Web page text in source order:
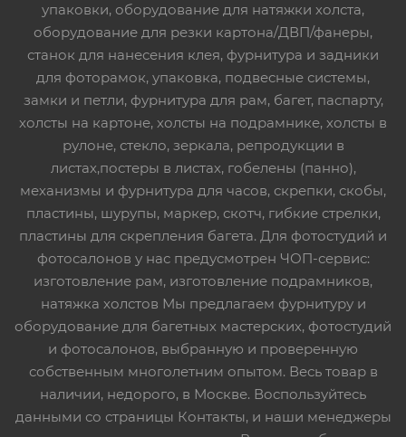
упаковки, оборудование для натяжки холста,
оборудование для резки картона/ДВП/фанеры,
станок для нанесения клея, фурнитура и задники
для фоторамок, упаковка, подвесные системы,
замки и петли, фурнитура для рам, багет, паспарту,
холсты на картоне, холсты на подрамнике, холсты в
рулоне, стекло, зеркала, репродукции в
листах,постеры в листах, гобелены (панно),
механизмы и фурнитура для часов, скрепки, скобы,
пластины, шурупы, маркер, скотч, гибкие стрелки,
пластины для скрепления багета. Для фотостудий и
фотосалонов у нас предусмотрен ЧОП-сервис:
изготовление рам, изготовление подрамников,
натяжка холстов Мы предлагаем фурнитуру и
оборудование для багетных мастерских, фотостудий
и фотосалонов, выбранную и проверенную
собственным многолетним опытом. Весь товар в
наличии, недорого, в Москве. Воспользуйтесь
данными со страницы Контакты, и наши менеджеры